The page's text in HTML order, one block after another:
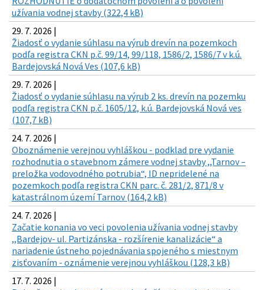
užívania vodnej stavby (322,4 kB)
29. 7. 2026 |
Žiadosť o vydanie súhlasu na výrub drevín na pozemkoch
podľa registra CKN p.č. 99/14, 99/118, 1586/2, 1586/7 v k.ú.
Bardejovská Nová Ves (107,6 kB)
29. 7. 2026 |
Žiadosť o vydanie súhlasu na výrub 2 ks. drevín na pozemku
podľa registra CKN p.č. 1605/12, k.ú. Bardejovská Nová ves
(107,7 kB)
24. 7. 2026 |
Oboznámenie verejnou vyhláškou - podklad pre vydanie
rozhodnutia o stavebnom zámere vodnej stavby ,,Tarnov –
preložka vodovodného potrubia“, ID nepridelené na
pozemkoch podľa registra CKN parc. č. 281/2, 871/8 v
katastrálnom území Tarnov (164,2 kB)
24. 7. 2026 |
Začatie konania vo veci povolenia užívania vodnej stavby
,,Bardejov- ul. Partizánska - rozšírenie kanalizácie“ a
nariadenie ústneho pojednávania spojeného s miestnym
zisťovaním - oznámenie verejnou vyhláškou (128,3 kB)
17. 7. 2026 |